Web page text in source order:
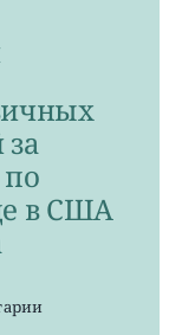
в США
к